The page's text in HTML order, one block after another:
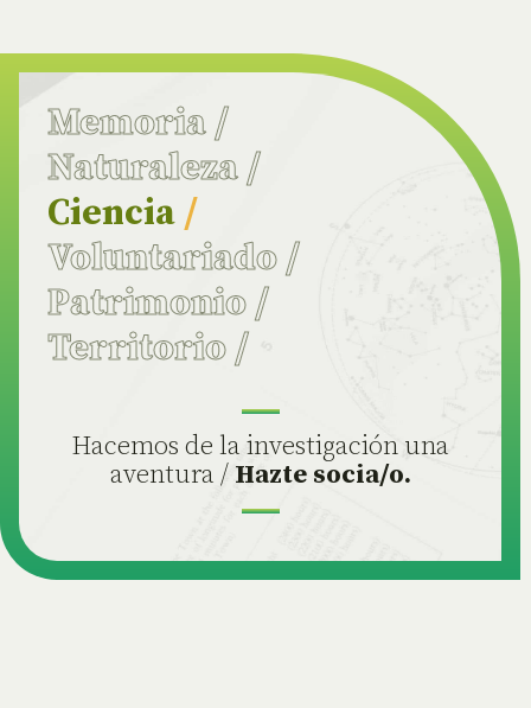
Memoria /
Naturaleza /
Ciencia /
Voluntariado /
Patrimonio /
Territorio /
Hacemos de la investigación una
aventura / Hazte socia/o.